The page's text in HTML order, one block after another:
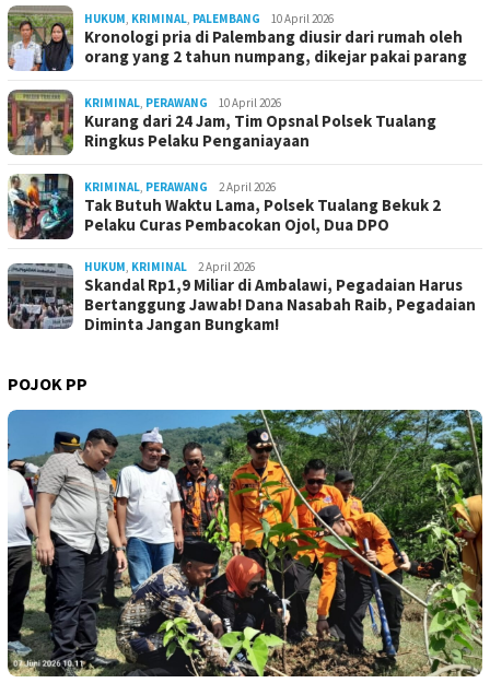
HUKUM, KRIMINAL, PALEMBANG 10 April 2026
Kronologi pria di Palembang diusir dari rumah oleh
orang yang 2 tahun numpang, dikejar pakai parang
KRIMINAL, PERAWANG 10 April 2026
Kurang dari 24 Jam, Tim Opsnal Polsek Tualang
Ringkus Pelaku Penganiayaan
KRIMINAL, PERAWANG 2 April 2026
Tak Butuh Waktu Lama, Polsek Tualang Bekuk 2
Pelaku Curas Pembacokan Ojol, Dua DPO
HUKUM, KRIMINAL 2 April 2026
Skandal Rp1,9 Miliar di Ambalawi, Pegadaian Harus
Bertanggung Jawab! Dana Nasabah Raib, Pegadaian
Diminta Jangan Bungkam!
POJOK PP